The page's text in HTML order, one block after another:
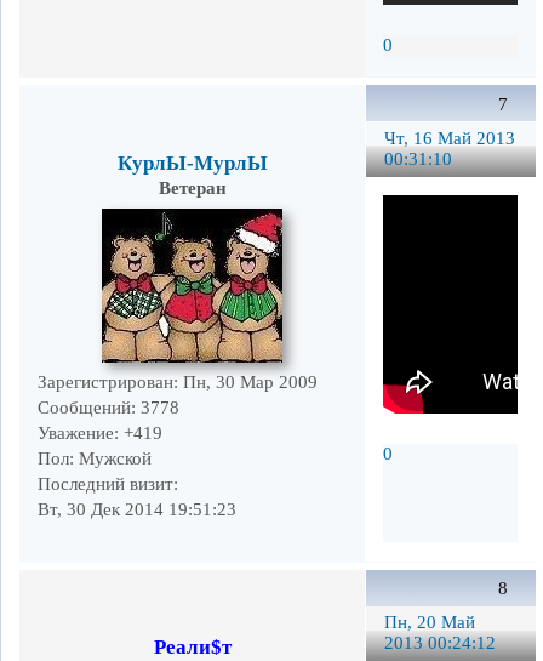
0
7
Чт, 16 Май 2013
00:31:10
КурлЫ-МурлЫ
Ветеран
Зарегистрирован: Пн, 30 Мар 2009
Сообщений: 3778
Уважение: +419
Пол: Мужской
Последний визит:
Вт, 30 Дек 2014 19:51:23
0
8
Пн, 20 Май
2013 00:24:12
Реали$т